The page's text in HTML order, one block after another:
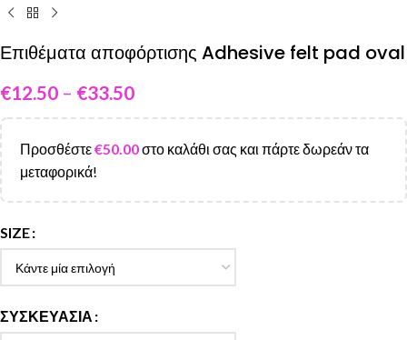
Επιθέματα αποφόρτισης Adhesive felt pad oval
€12.50 – €33.50
Προσθέστε€50.00στο καλάθι σας και πάρτε δωρεάν τα
μεταφορικά!
SIZE
ΣΥΣΚΕΥΑΣΊΑ